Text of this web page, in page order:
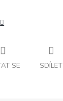
SE SDÍLET